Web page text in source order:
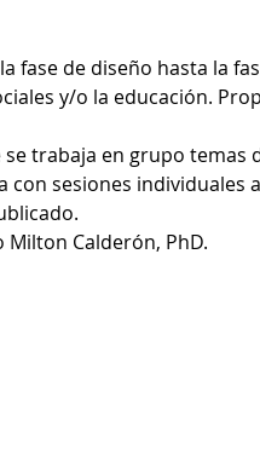
de diseño hasta la
y/o la educación.
trabaja en grupo temas
sesiones individuales
Calderón, PhD.